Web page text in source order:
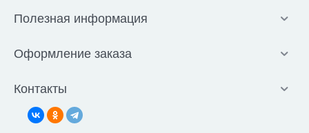
Полезная информация
Оформление заказа
Контакты